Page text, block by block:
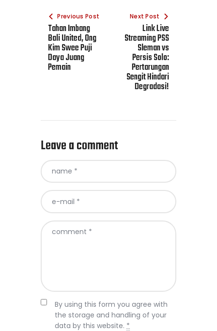
Previous Post
Tahan Imbang
Bali United, Ong
Kim Swee Puji
Daya Juang
Pemain
Next Post
Link Live
Streaming PSS
Sleman vs
Persis Solo:
Pertarungan
Sengit Hindari
Degradasi!
Leave a comment
By using this form you agree with
the storage and handling of your
data by this website. *